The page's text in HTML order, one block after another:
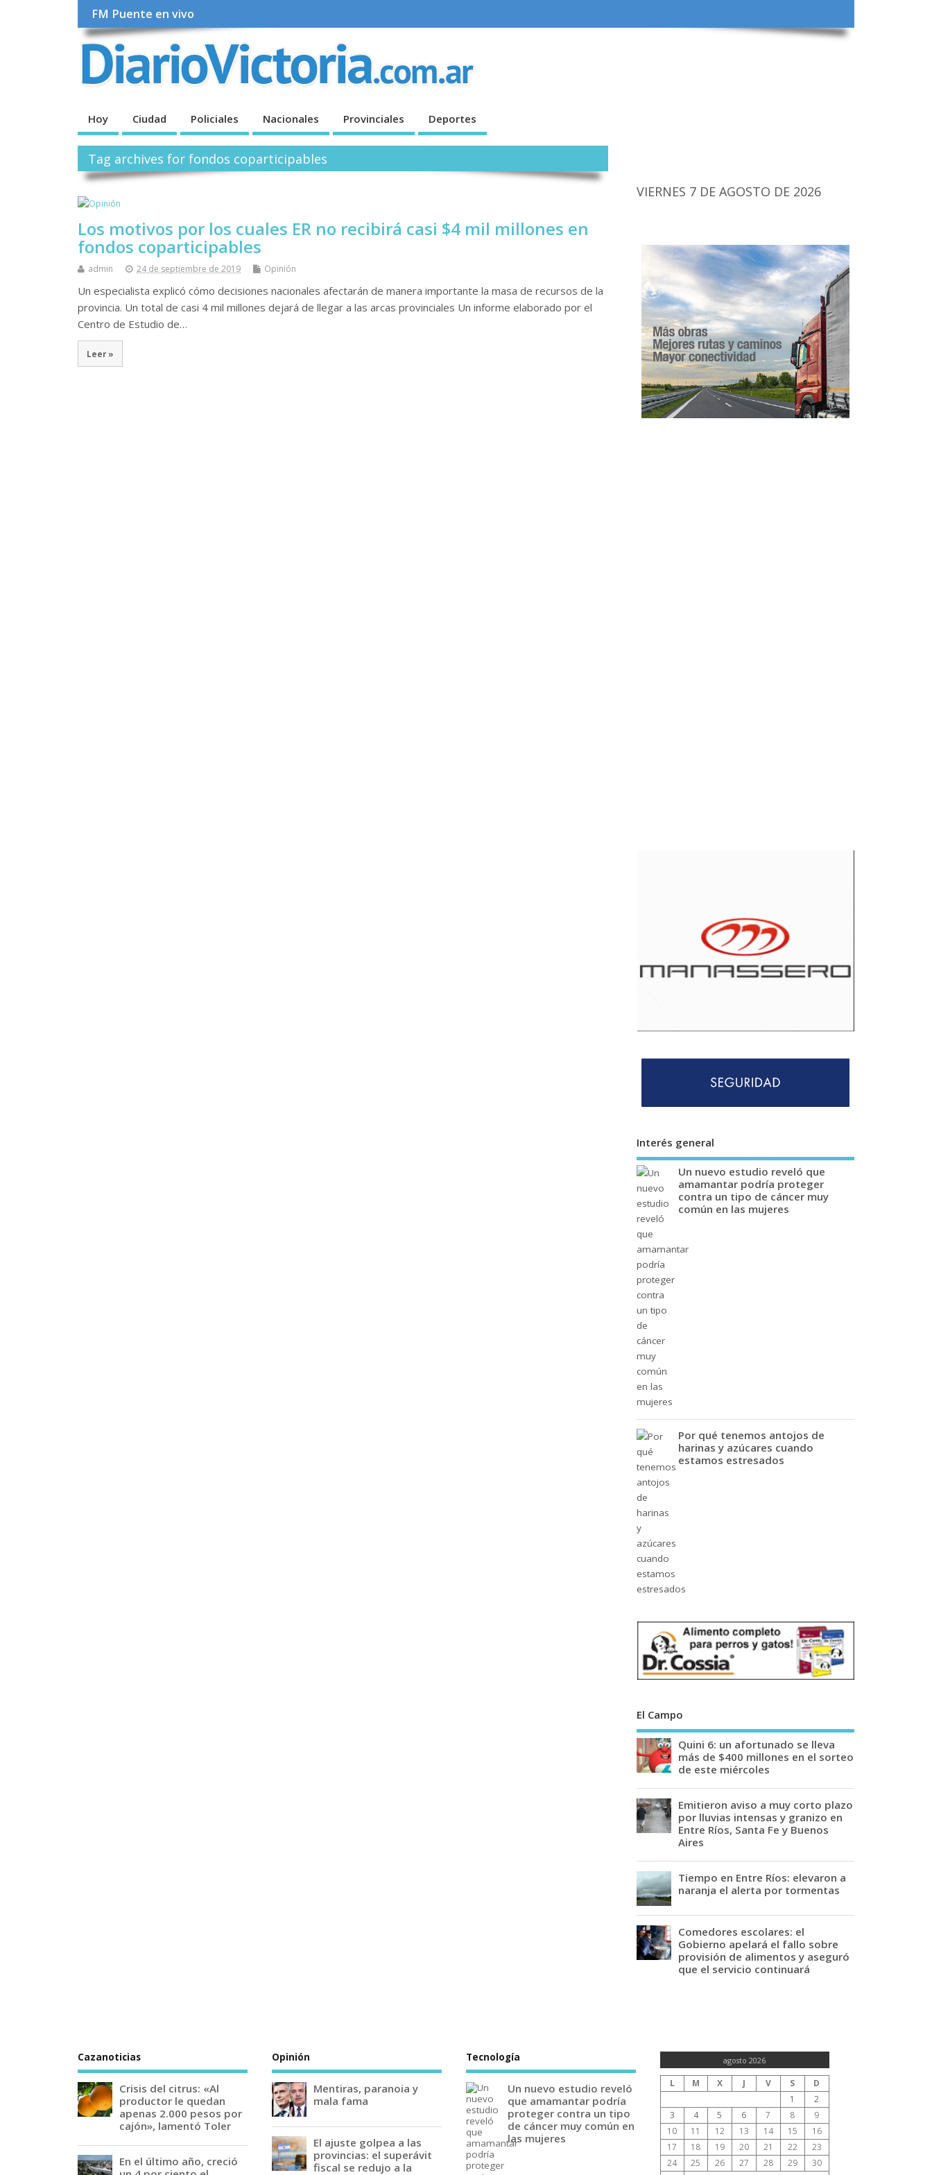
FM Puente en vivo
Hoy Ciudad Policiales Nacionales Provinciales Deportes
Tag archives for fondos coparticipables
Los motivos por los cuales ER no recibirá casi $4 mil millones en
fondos coparticipables
admin 24 de septiembre de 2019 Opinión
Un especialista explicó cómo decisiones nacionales afectarán de manera importante la masa de recursos de la
provincia. Un total de casi 4 mil millones dejará de llegar a las arcas provinciales Un informe elaborado por el
Centro de Estudio de…
Leer »
VIERNES 7 DE AGOSTO DE 2026
Interés general
Un nuevo estudio reveló que
amamantar podría proteger
contra un tipo de cáncer muy
común en las mujeres
Por qué tenemos antojos de
harinas y azúcares cuando
estamos estresados
El Campo
Quini 6: un afortunado se lleva
más de $400 millones en el sorteo
de este miércoles
Emitieron aviso a muy corto plazo
por lluvias intensas y granizo en
Entre Ríos, Santa Fe y Buenos
Aires
Tiempo en Entre Ríos: elevaron a
naranja el alerta por tormentas
Comedores escolares: el
Gobierno apelará el fallo sobre
provisión de alimentos y aseguró
que el servicio continuará
Cazanoticias
Crisis del citrus: «Al
productor le quedan
apenas 2.000 pesos por
cajón», lamentó Toler
En el último año, creció
Opinión
Mentiras, paranoia y
mala fama
El ajuste golpea a las
provincias: el superávit
fiscal se redujo a la
Tecnología
Un nuevo estudio reveló
que amamantar podría
proteger contra un tipo
de cáncer muy común en
las mujeres
agosto 2026
L M X J V S
D
1
2
3
4 5 6 7 8
9
10
11 12 13 14 15
16
17
18 19 20 21 22
23
24
25 26 27 28 29
30